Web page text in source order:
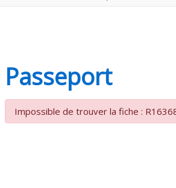
Passeport
Impossible de trouver la fiche :